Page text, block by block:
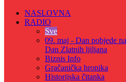
NASLOVNA
RADIO
Sve
09. maj - Dan pobjede
Dan Zlatnih ljiljana
Biznis Info
Gračanička hronika
Historijska čitanka